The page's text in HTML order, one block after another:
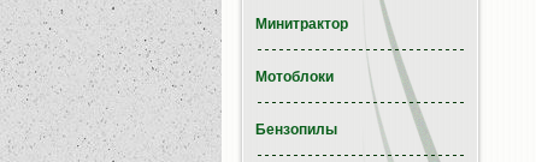
Минитрактор
Мотоблоки
Бензопилы